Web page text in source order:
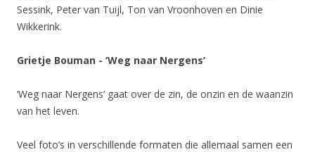
Sessink, Peter van Tuijl, Ton van Vroonhoven en Dinie
Wikkerink.
Grietje Bouman - ‘Weg naar Nergens’
‘Weg naar Nergens’ gaat over de zin, de onzin en de waanzin
van het leven.
Veel foto’s in verschillende formaten die allemaal samen een